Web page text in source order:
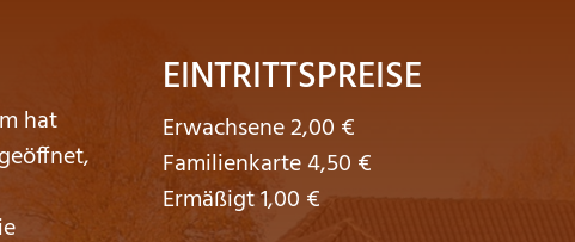
hat
EINTRITTSPREISE
Erwachsene 2,00 €
Familienkarte 4,50 €
Ermäßigt 1,00 €